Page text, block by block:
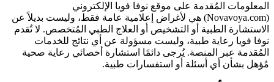
المعلومات المُقدمة على موقع نوفا فويا الإلكتروني
(Novavoya.com) هي لأغراض إعلامية عامة فقط، وليست بديلاً عن
الاستشارة الطبية أو التشخيص أو العلاج الطبي المُتخصص. لا تُقدم
نوفا فويا رعاية طبية، وليست مسؤولة عن أي نتائج للخدمات
المُقدمة عبر المنصة. يُرجى دائمًا استشارة أخصائي رعاية صحية
مُؤهل بشأن أي أسئلة أو استفسارات طبية.